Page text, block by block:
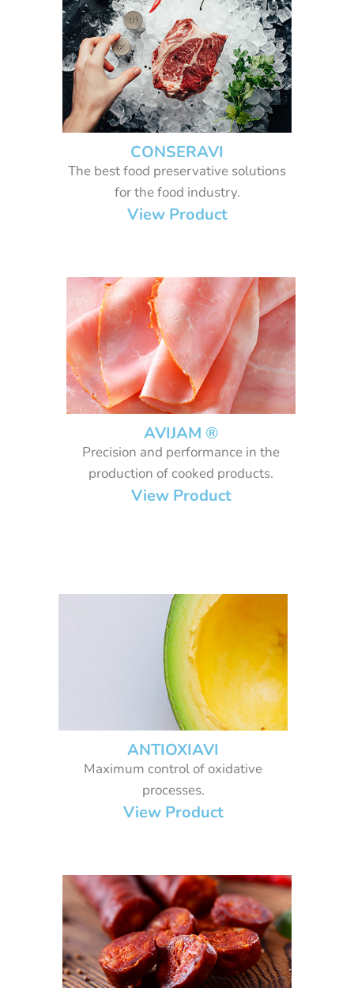
CONSERAVI
The best food preservative solutions
for the food industry.
View Product
AVIJAM ®
Precision and performance in the
production of cooked products.
View Product
ANTIOXIAVI
Maximum control of oxidative
processes.
View Product